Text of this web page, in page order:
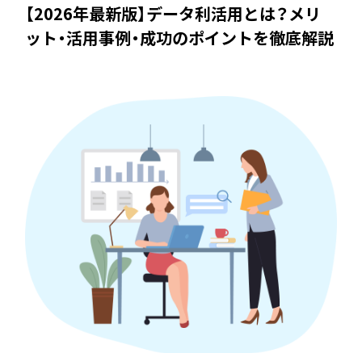
【2026年最新版】データ利活用とは？メリ
ット・活用事例・成功のポイントを徹底解説